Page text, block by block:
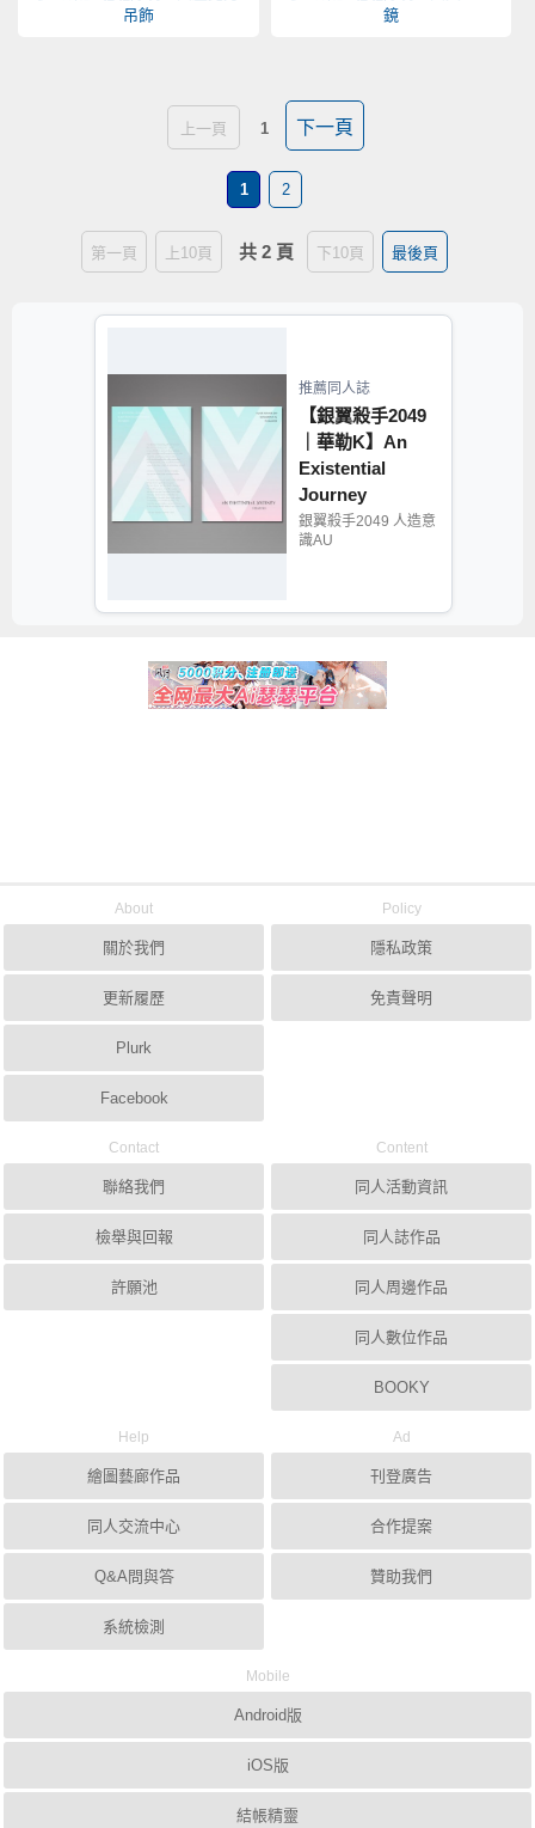
吊飾
鏡
上一頁 1 下一頁
1 2
第一頁 上10頁 共 2 頁 下10頁 最後頁
推薦同人誌
【銀翼殺手2049
｜華勒K】An
Existential
Journey
銀翼殺手2049 人造意
識AU
About
關於我們
更新履歷
Plurk
Facebook
Policy
隱私政策
免責聲明
Contact
聯絡我們
檢舉與回報
許願池
Content
同人活動資訊
同人誌作品
同人周邊作品
同人數位作品
BOOKY
Help
繪圖藝廊作品
同人交流中心
Q&A問與答
系統檢測
Ad
刊登廣告
合作提案
贊助我們
Mobile
Android版
iOS版
結帳精靈